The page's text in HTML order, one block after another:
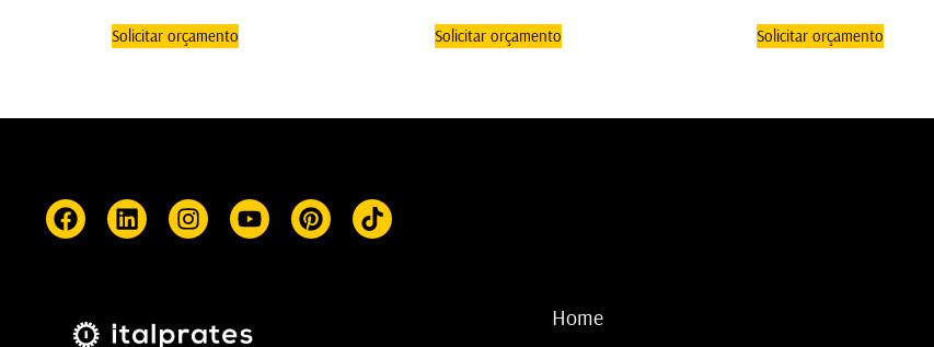
Solicitar orçamento Solicitar orçamento Solicitar orçamento
Home